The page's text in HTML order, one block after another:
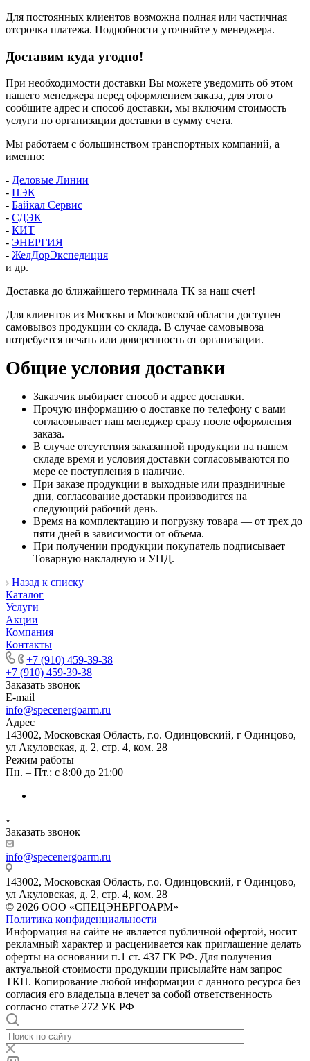
Для постоянных клиентов возможна полная или частичная
отсрочка платежа. Подробности уточняйте у менеджера.
Доставим куда угодно!
При необходимости доставки Вы можете уведомить об этом
нашего менеджера перед оформлением заказа, для этого
сообщите адрес и способ доставки, мы включим стоимость
услуги по организации доставки в сумму счета.
Мы работаем с большинством транспортных компаний, а
именно:
- Деловые Линии
- ПЭК
- Байкал Сервис
- СДЭК
- КИТ
- ЭНЕРГИЯ
- ЖелДорЭкспедиция
и др.
Доставка до ближайшего терминала ТК за наш счет!
Для клиентов из Москвы и Московской области доступен
самовывоз продукции со склада. В случае самовывоза
потребуется печать или доверенность от организации.
Общие условия доставки
Заказчик выбирает способ и адрес доставки.
Прочую информацию о доставке по телефону с вами
согласовывает наш менеджер сразу после оформления
заказа.
В случае отсутствия заказанной продукции на нашем
складе время и условия доставки согласовываются по
мере ее поступления в наличие.
При заказе продукции в выходные или праздничные
дни, согласование доставки производится на
следующий рабочий день.
Время на комплектацию и погрузку товара — от трех до
пяти дней в зависимости от объема.
При получении продукции покупатель подписывает
Товарную накладную и УПД.
Назад к списку
Каталог
Услуги
Акции
Компания
Контакты
+7 (910) 459-39-38
+7 (910) 459-39-38
Заказать звонок
E-mail
info@specenergoarm.ru
Адрес
143002, Московская Область, г.о. Одинцовский, г Одинцово,
ул Акуловская, д. 2, стр. 4, ком. 28
Режим работы
Пн. – Пт.: с 8:00 до 21:00
Заказать звонок
info@specenergoarm.ru
143002, Московская Область, г.о. Одинцовский, г Одинцово,
ул Акуловская, д. 2, стр. 4, ком. 28
© 2026 ООО «СПЕЦЭНЕРГОАРМ»
Политика конфиденциальности
Информация на сайте не является публичной офертой, носит
рекламный характер и расценивается как приглашение делать
оферты на основании п.1 ст. 437 ГК РФ. Для получения
актуальной стоимости продукции присылайте нам запрос
ТКП. Копирование любой информации с данного ресурса без
согласия его владельца влечет за собой ответственность
согласно статье 272 УК РФ